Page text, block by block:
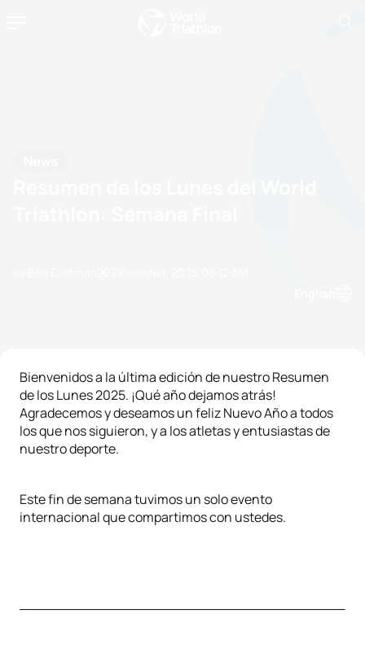
Bienvenidos a la última edición de nuestro Resumen
de los Lunes 2025. ¡Qué año dejamos atrás!
Agradecemos y deseamos un feliz Nuevo Año a todos
los que nos siguieron, y a los atletas y entusiastas de
nuestro deporte.
Este fin de semana tuvimos un solo evento
internacional que compartimos con ustedes.